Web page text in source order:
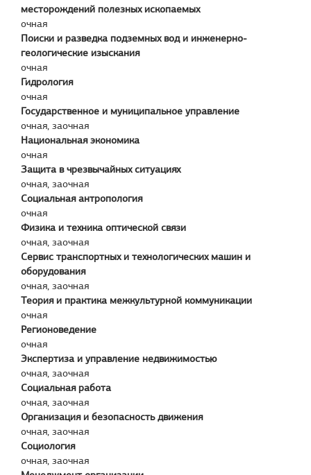
месторождений полезных ископаемых
очная
Поиски и разведка подземных вод и инженерно-
геологические изыскания
очная
Гидрология
очная
Государственное и муниципальное управление
очная, заочная
Национальная экономика
очная
Защита в чрезвычайных ситуациях
очная, заочная
Социальная антропология
очная
Физика и техника оптической связи
очная, заочная
Сервис транспортных и технологических машин и
оборудования
очная, заочная
Теория и практика межкультурной коммуникации
очная
Регионоведение
очная
Экспертиза и управление недвижимостью
очная, заочная
Социальная работа
очная, заочная
Организация и безопасность движения
очная, заочная
Социология
очная, заочная